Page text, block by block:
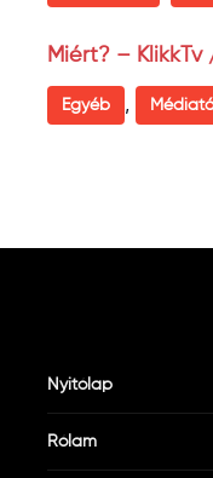
Miért? – KlikkTv
Egyéb ,
Nyitólap
Rólam